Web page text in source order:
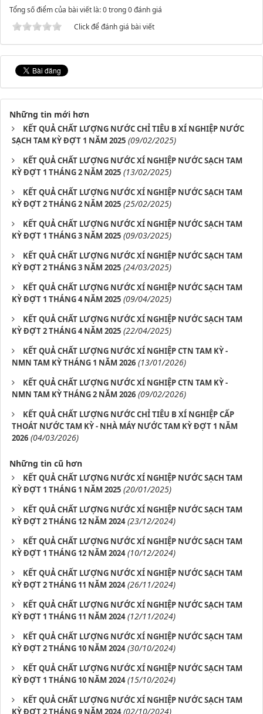
Tổng số điểm của bài viết là: 0 trong 0 đánh giá
Click để đánh giá bài viết
Những tin mới hơn
KẾT QUẢ CHẤT LƯỢNG NƯỚC CHỈ TIÊU B XÍ NGHIỆP NƯỚC
SẠCH TAM KỲ ĐỢT 1 NĂM 2025 (09/02/2025)
KẾT QUẢ CHẤT LƯỢNG NƯỚC XÍ NGHIỆP NƯỚC SẠCH TAM
KỲ ĐỢT 1 THÁNG 2 NĂM 2025 (13/02/2025)
KẾT QUẢ CHẤT LƯỢNG NƯỚC XÍ NGHIỆP NƯỚC SẠCH TAM
KỲ ĐỢT 2 THÁNG 2 NĂM 2025 (25/02/2025)
KẾT QUẢ CHẤT LƯỢNG NƯỚC XÍ NGHIỆP NƯỚC SẠCH TAM
KỲ ĐỢT 1 THÁNG 3 NĂM 2025 (09/03/2025)
KẾT QUẢ CHẤT LƯỢNG NƯỚC XÍ NGHIỆP NƯỚC SẠCH TAM
KỲ ĐỢT 2 THÁNG 3 NĂM 2025 (24/03/2025)
KẾT QUẢ CHẤT LƯỢNG NƯỚC XÍ NGHIỆP NƯỚC SẠCH TAM
KỲ ĐỢT 1 THÁNG 4 NĂM 2025 (09/04/2025)
KẾT QUẢ CHẤT LƯỢNG NƯỚC XÍ NGHIỆP NƯỚC SẠCH TAM
KỲ ĐỢT 2 THÁNG 4 NĂM 2025 (22/04/2025)
KẾT QUẢ CHẤT LƯỢNG NƯỚC XÍ NGHIỆP CTN TAM KỲ -
NMN TAM KỲ THÁNG 1 NĂM 2026 (13/01/2026)
KẾT QUẢ CHẤT LƯỢNG NƯỚC XÍ NGHIỆP CTN TAM KỲ -
NMN TAM KỲ THÁNG 2 NĂM 2026 (09/02/2026)
KẾT QUẢ CHẤT LƯỢNG NƯỚC CHỈ TIÊU B XÍ NGHIỆP CẤP
THOÁT NƯỚC TAM KỲ - NHÀ MÁY NƯỚC TAM KỲ ĐỢT 1 NĂM
2026 (04/03/2026)
Những tin cũ hơn
KẾT QUẢ CHẤT LƯỢNG NƯỚC XÍ NGHIỆP NƯỚC SẠCH TAM
KỲ ĐỢT 1 THÁNG 1 NĂM 2025 (20/01/2025)
KẾT QUẢ CHẤT LƯỢNG NƯỚC XÍ NGHIỆP NƯỚC SẠCH TAM
KỲ ĐỢT 2 THÁNG 12 NĂM 2024 (23/12/2024)
KẾT QUẢ CHẤT LƯỢNG NƯỚC XÍ NGHIỆP NƯỚC SẠCH TAM
KỲ ĐỢT 1 THÁNG 12 NĂM 2024 (10/12/2024)
KẾT QUẢ CHẤT LƯỢNG NƯỚC XÍ NGHIỆP NƯỚC SẠCH TAM
KỲ ĐỢT 2 THÁNG 11 NĂM 2024 (26/11/2024)
KẾT QUẢ CHẤT LƯỢNG NƯỚC XÍ NGHIỆP NƯỚC SẠCH TAM
KỲ ĐỢT 1 THÁNG 11 NĂM 2024 (12/11/2024)
KẾT QUẢ CHẤT LƯỢNG NƯỚC XÍ NGHIỆP NƯỚC SẠCH TAM
KỲ ĐỢT 2 THÁNG 10 NĂM 2024 (30/10/2024)
KẾT QUẢ CHẤT LƯỢNG NƯỚC XÍ NGHIỆP NƯỚC SẠCH TAM
KỲ ĐỢT 1 THÁNG 10 NĂM 2024 (15/10/2024)
KẾT QUẢ CHẤT LƯỢNG NƯỚC XÍ NGHIỆP NƯỚC SẠCH TAM
KỲ ĐỢT 2 THÁNG 9 NĂM 2024 (02/10/2024)